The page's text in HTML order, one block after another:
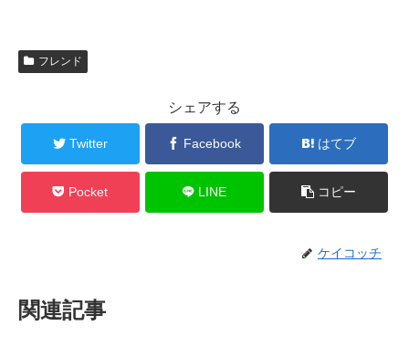
フレンド
シェアする
Twitter Facebook はてブ
Pocket LINE コピー
ケイコッチ
関連記事